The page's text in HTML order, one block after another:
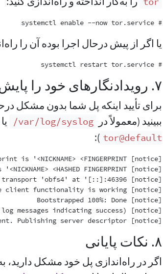
# systemctl enable --now tor.service
یا اگر از پیش درحال اجرا بوده آن را
# systemctl restart tor.service
۷. رویدادنگار‌های خود را پایش کنید
برای تأیید اینکه پل شما بدون مشکل
ببینید (معمولاً در
‎/var/log/syslog
tor@default
):
[notice] Self-testing indicates your ORPort is reachable from the outside. Excellent. Publishing server descriptor.
۸. نکات پایانی
اگر در راه‌اندازی پل خود مشکل دارید،